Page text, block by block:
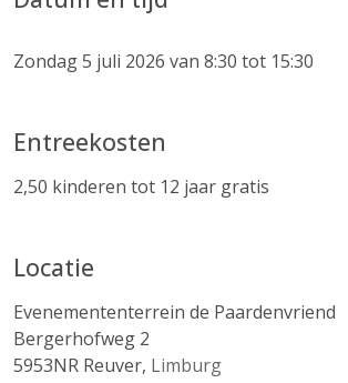
Zondag 5 juli 2026 van 8:30 tot 15:30
Entreekosten
2,50 kinderen tot 12 jaar gratis
Locatie
Evenemententerrein de Paardenvriend
Bergerhofweg 2
5953NR Reuver, Limburg